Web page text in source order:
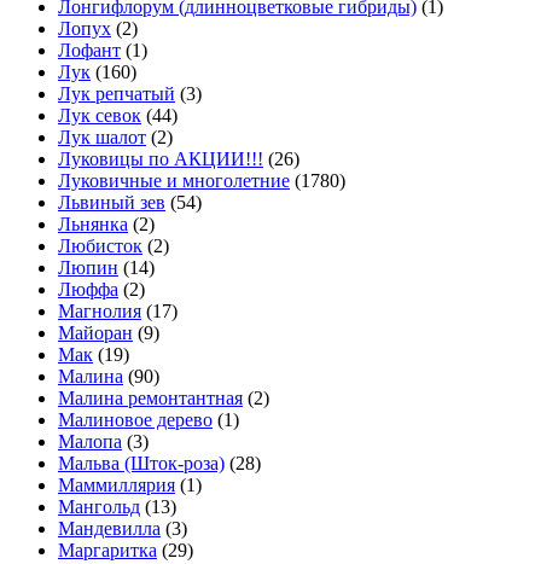
Лонгифлорум (длинноцветковые гибриды) (1)
Лопух (2)
Лофант (1)
Лук (160)
Лук репчатый (3)
Лук севок (44)
Лук шалот (2)
Луковицы по АКЦИИ!!! (26)
Луковичные и многолетние (1780)
Львиный зев (54)
Льнянка (2)
Любисток (2)
Люпин (14)
Люффа (2)
Магнолия (17)
Майоран (9)
Мак (19)
Малина (90)
Малина ремонтантная (2)
Малиновое дерево (1)
Малопа (3)
Мальва (Шток-роза) (28)
Маммиллярия (1)
Мангольд (13)
Мандевилла (3)
Маргаритка (29)